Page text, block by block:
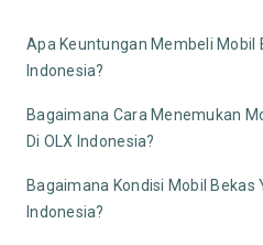
Apa Keuntungan Membeli Mobil
Indonesia?
Bagaimana Cara Menemukan
Di OLX Indonesia?
Bagaimana Kondisi Mobil Bekas
Indonesia?